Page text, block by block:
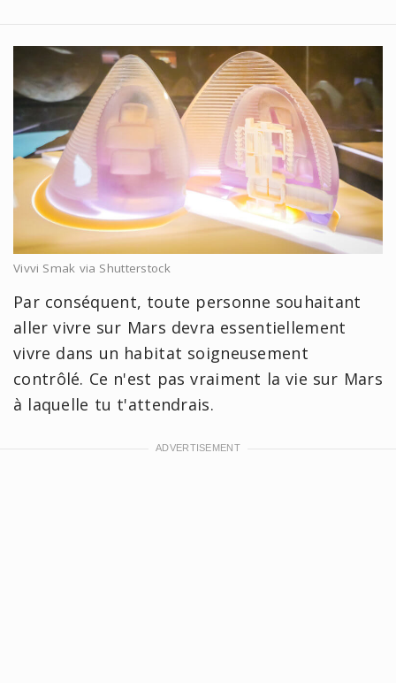
Vivvi Smak via Shutterstock
Par conséquent, toute personne souhaitant
aller vivre sur Mars devra essentiellement
vivre dans un habitat soigneusement
contrôlé. Ce n'est pas vraiment la vie sur Mars
à laquelle tu t'attendrais.